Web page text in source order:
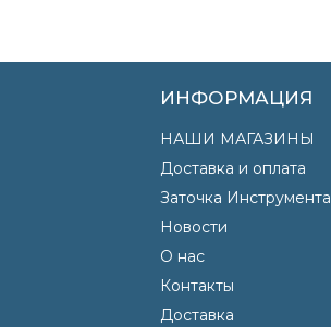
ИНФОРМАЦИЯ
НАШИ МАГАЗИНЫ
Доставка и оплата
Заточка Инструмента
Новости
О нас
Контакты
Доставка